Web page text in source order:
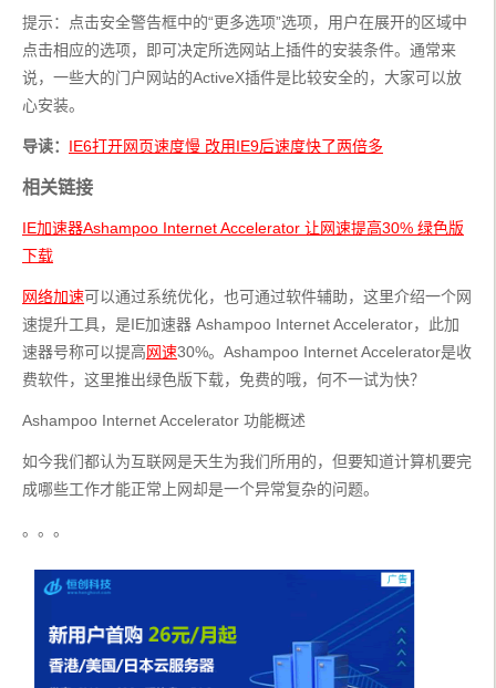
提示：点击安全警告框中的“更多选项”选项，用户在展开的区域中
点击相应的选项，即可决定所选网站上插件的安装条件。通常来
说，一些大的门户网站的ActiveX插件是比较安全的，大家可以放
心安装。
导读： IE6打开网页速度慢 改用IE9后速度快了两倍多
相关链接
IE加速器Ashampoo Internet Accelerator 让网速提高30% 绿色版
下载
网络加速可以通过系统优化，也可通过软件辅助，这里介绍一个网
速提升工具，是IE加速器 Ashampoo Internet Accelerator，此加
速器号称可以提高网速30%。Ashampoo Internet Accelerator是收
费软件，这里推出绿色版下载，免费的哦，何不一试为快？
Ashampoo Internet Accelerator 功能概述
如今我们都认为互联网是天生为我们所用的，但要知道计算机要完
成哪些工作才能正常上网却是一个异常复杂的问题。
。。。